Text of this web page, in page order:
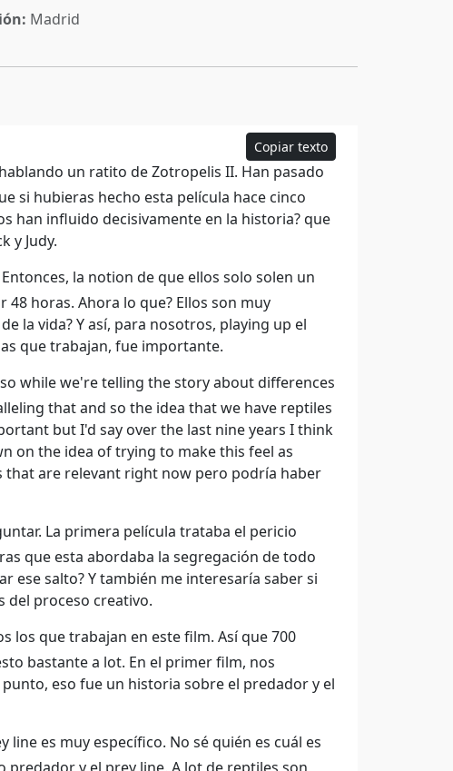
Madrid
Copiar texto
un ratito de Zotropelis II. Han pasado
si hubieras hecho esta película hace cinco
han influido decisivamente en la historia? que
y Judy.
la notion de que ellos solo solen un
horas. Ahora lo que? Ellos son muy
la vida? Y así, para nosotros, playing up el
que trabajan, fue importante.
while we're telling the story about differences
that and so the idea that we have reptiles
but I'd say over the last nine years I think
on the idea of trying to make this feel as
are relevant right now pero podría haber
La primera película trataba el pericio
que esta abordaba la segregación de todo
ese salto? Y también me interesaría saber si
del proceso creativo.
los que trabajan en este film. Así que 700
bastante a lot. En el primer film, nos
eso fue un historia sobre el predador y el
es muy específico. No sé quién es cuál es